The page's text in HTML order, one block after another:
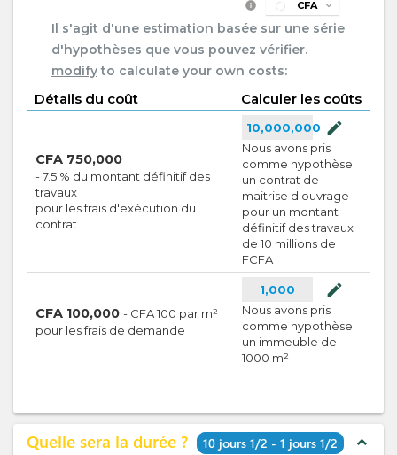
info CFA expand_more
Il s'agit d'une estimation basée sur une série
d'hypothèses que vous pouvez vérifier.
modifyto calculate your own costs:
Détails du coût Calculer les coûts
CFA 750,000
-7.5 % du montant définitif des
travaux
pour les frais d'exécution du
contrat
10,000,000 mode_edit
Nous avons pris
comme hypothèse
un contrat de
maitrise d'ouvrage
pour un montant
définitif des travaux
de 10 millions de
FCFA
CFA 100,000 - CFA100 par m²
pour les frais de demande
1,000 mode_edit
Nous avons pris
comme hypothèse
un immeuble de
1000 m²
Quelle sera la durée ? 10 jours 1/2 - 1 jours 1/2 expand_less